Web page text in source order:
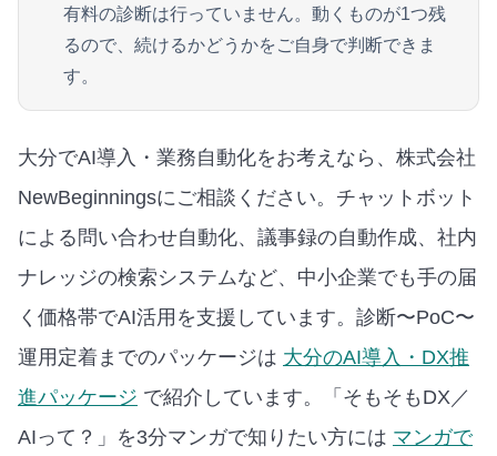
有料の診断は行っていません。動くものが1つ残
るので、続けるかどうかをご自身で判断できま
す。
大分でAI導入・業務自動化をお考えなら、株式会社
NewBeginningsにご相談ください。チャットボット
による問い合わせ自動化、議事録の自動作成、社内
ナレッジの検索システムなど、中小企業でも手の届
く価格帯でAI活用を支援しています。 診断〜PoC〜
運用定着までのパッケージは 大分のAI導入・DX推
進パッケージ で紹介しています。
「そもそもDX／
AIって？」を3分マンガで知りたい方には マンガで